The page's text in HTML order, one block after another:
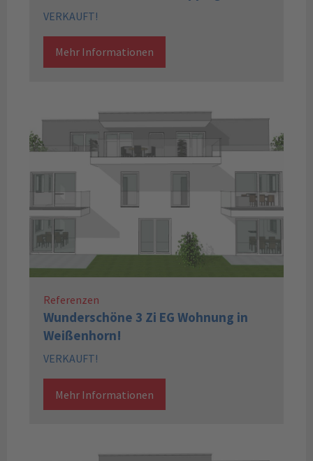
VERKAUFT!
Mehr Informationen
Referenzen
Wunderschöne 3 Zi EG Wohnung in
Weißenhorn!
VERKAUFT!
Mehr Informationen